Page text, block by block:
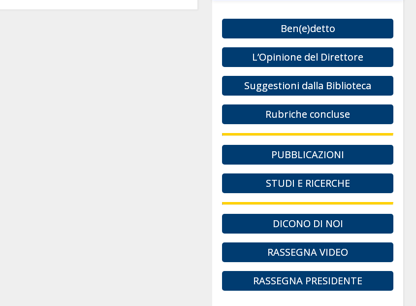
Ben(e)detto
L’Opinione del Direttore
Suggestioni dalla Biblioteca
Rubriche concluse
PUBBLICAZIONI
STUDI E RICERCHE
DICONO DI NOI
RASSEGNA VIDEO
RASSEGNA PRESIDENTE